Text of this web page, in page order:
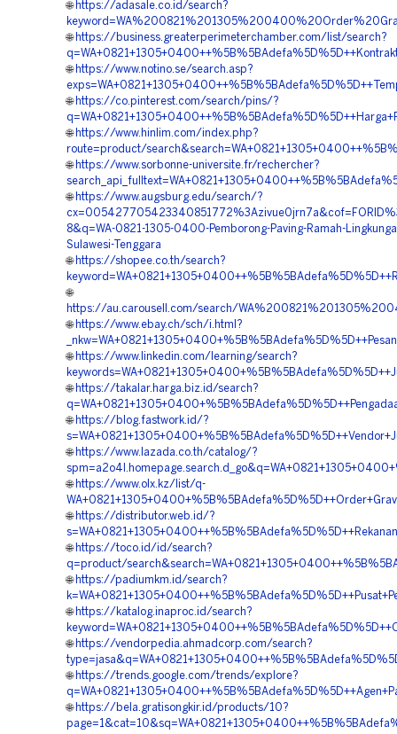
🌐 https://adasale.co.id/search?
🌐 https://business.greaterperimeterchamber.com/list/search?
🌐 https://www.notino.se/search.asp?
🌐 https://co.pinterest.com/search/pins/?
🌐 https://www.hinlim.com/index.php?
route=product/
🌐 https://www.sorbonne-universite.fr/rechercher?
🌐 https://www.augsburg.edu/search/?
8&q=WA-0821-1305-0400-Pemborong-Paving-Ramah-
Sulawesi-Tenggara
🌐 https://shopee.co.th/search?
🌐
https://au.carousell.com/search/
🌐 https://www.ebay.ch/sch/i.html?
🌐 https://www.linkedin.com/learning/search?
🌐 https://takalar.harga.biz.id/search?
🌐 https://blog.fastwork.id/?
🌐 https://www.lazada.co.th/catalog/?
🌐 https://www.olx.kz/list/q-
🌐 https://distributor.web.id/?
🌐 https://toco.id/id/search?
q=product/
🌐 https://padiumkm.id/search?
🌐 https://katalog.inaproc.id/search?
🌐 https://vendorpedia.ahmadcorp.com/search?
🌐 https://trends.google.com/trends/explore?
🌐 https://bela.gratisongkir.id/products/10?